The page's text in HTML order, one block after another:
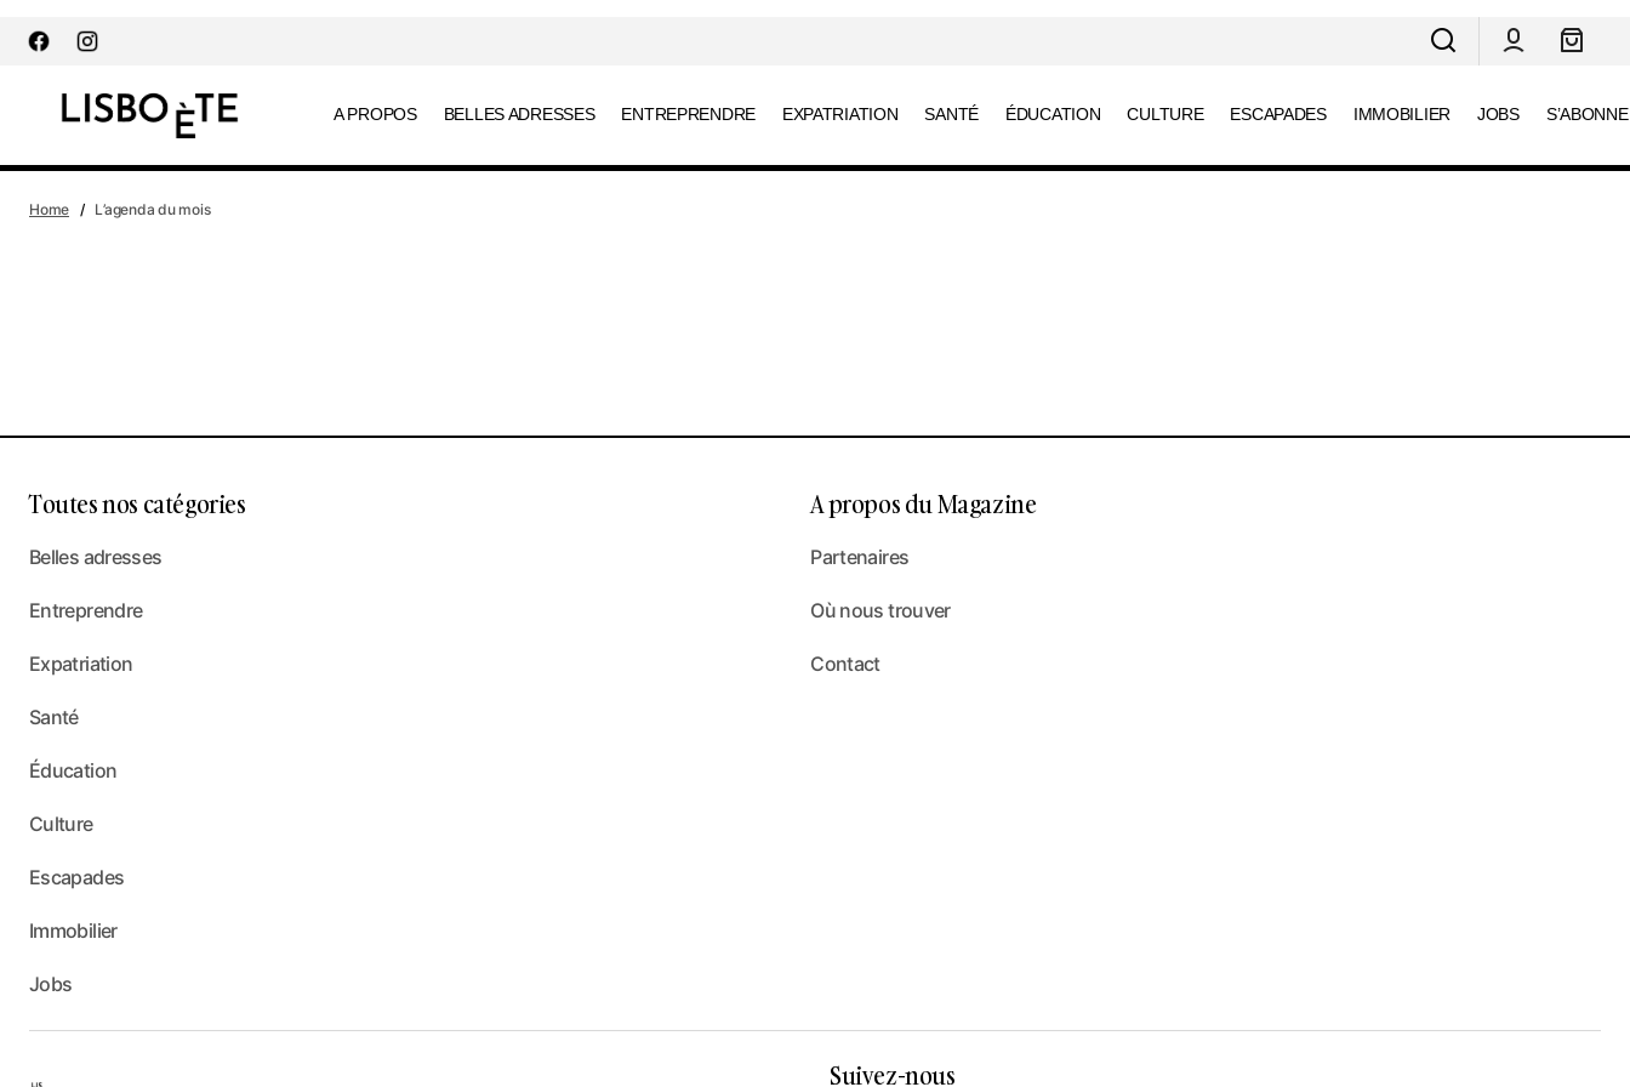
principal
A PROPOS BELLES ADRESSES ENTREPRENDRE EXPATRIATION SANTÉ ÉDUCATION CULTURE ESCAPADES IMMOBILIER JOBS
Home L’agenda du mois
Toutes nos catégories
Belles adresses
Entreprendre
Expatriation
Santé
Éducation
Culture
Escapades
Immobilier
Jobs
A propos du Magazine
Partenaires
Où nous trouver
Contact
Suivez-nous